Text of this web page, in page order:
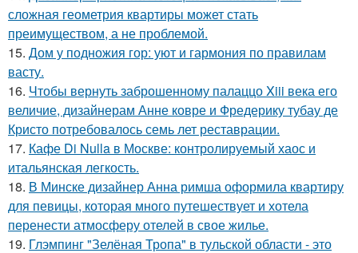
сложная геометрия квартиры может стать
преимуществом, а не проблемой.
15. Дом у подножия гор: уют и гармония по правилам
васту.
16. Чтобы вернуть заброшенному палаццо Xiii века его
величие, дизайнерам Анне ковре и Фредерику тубау де
Кристо потребовалось семь лет реставрации.
17. Кафе Di Nulla в Москве: контролируемый хаос и
итальянская легкость.
18. В Минске дизайнер Анна римша оформила квартиру
для певицы, которая много путешествует и хотела
перенести атмосферу отелей в свое жилье.
19. Глэмпинг "Зелёная Тропа" в тульской области - это